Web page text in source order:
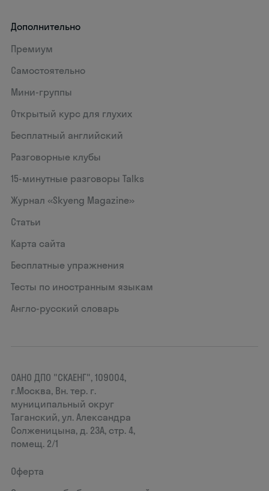
Дополнительно
Премиум
Самостоятельно
Мини-группы
Открытый курс для глухих
Бесплатный английский
Разговорные клубы
15‑минутные разговоры Talks
Журнал «Skyeng Magazine»
Статьи
Карта сайта
Бесплатные упражнения
Тесты по иностранным языкам
Англо-русский словарь
ОАНО ДПО "СКАЕНГ", 109004,
г.Москва, Вн. тер. г.
муниципальный округ
Таганский, ул. Александра
Солженицына, д. 23А, стр. 4,
помещ. 2/1
Оферта